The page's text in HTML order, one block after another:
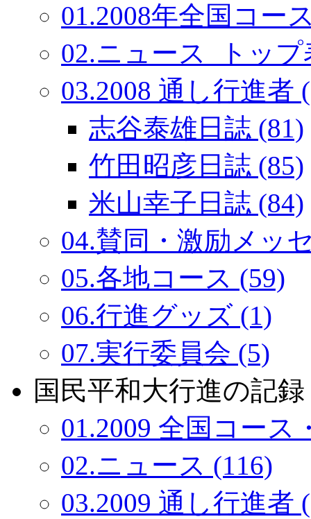
01.2008年全国コー
02.ニュース_トップ
03.2008 通し行進者
志谷泰雄日誌 (81)
竹田昭彦日誌 (85)
米山幸子日誌 (84)
04.賛同・激励メッ
05.各地コース (59)
06.行進グッズ (1)
07.実行委員会 (5)
国民平和大行進の記録
01.2009 全国コース
02.ニュース (116)
03.2009 通し行進者